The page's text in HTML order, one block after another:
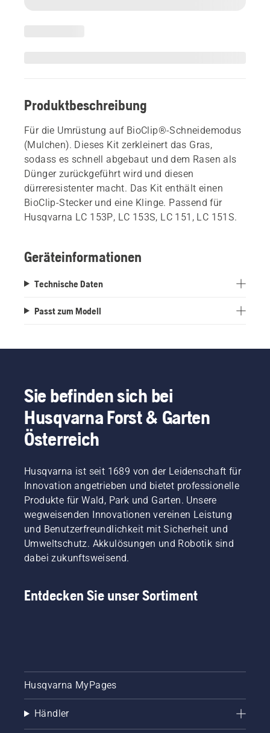
Produktbeschreibung
Für die Umrüstung auf BioClip®-Schneidemodus
(Mulchen). Dieses Kit zerkleinert das Gras,
sodass es schnell abgebaut und dem Rasen als
Dünger zurückgeführt wird und diesen
dürreresistenter macht. Das Kit enthält einen
BioClip-Stecker und eine Klinge. Passend für
Husqvarna LC 153P, LC 153S, LC 151, LC 151S.
Geräteinformationen
Technische Daten
Passt zum Modell
Sie befinden sich bei
Husqvarna Forst & Garten
Österreich
Husqvarna ist seit 1689 von der Leidenschaft für
Innovation angetrieben und bietet professionelle
Produkte für Wald, Park und Garten. Unsere
wegweisenden Innovationen vereinen Leistung
und Benutzerfreundlichkeit mit Sicherheit und
Umweltschutz. Akkulösungen und Robotik sind
dabei zukunftsweisend.
Entdecken Sie unser Sortiment
Husqvarna MyPages
Händler